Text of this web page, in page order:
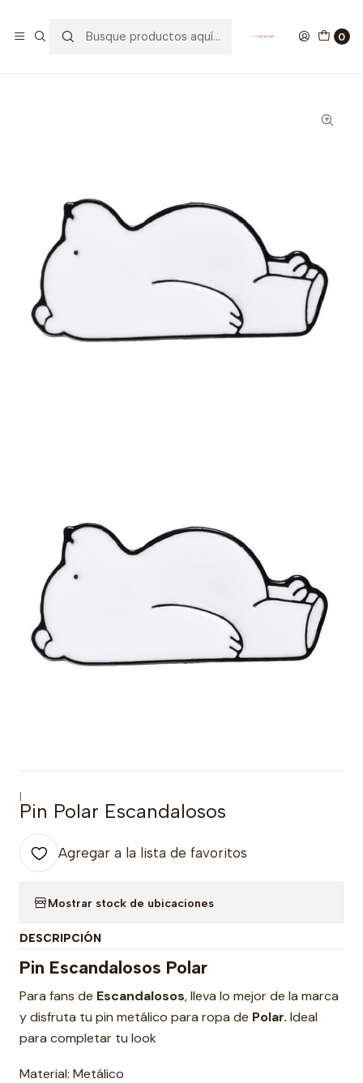
0
|
Pin Polar Escandalosos
Agregar a la lista de favoritos
Mostrar stock de ubicaciones
DESCRIPCIÓN
Pin Escandalosos Polar
Para fans de Escandalosos, lleva lo mejor de la marca
y disfruta tu pin metálico para ropa de Polar. Ideal
para completar tu look
Material: Metálico